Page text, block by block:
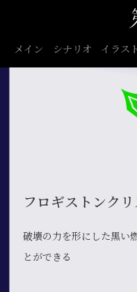
メイン シナリオ イラスト
フロギストンク
破壊の力を形にした黒い
とができる